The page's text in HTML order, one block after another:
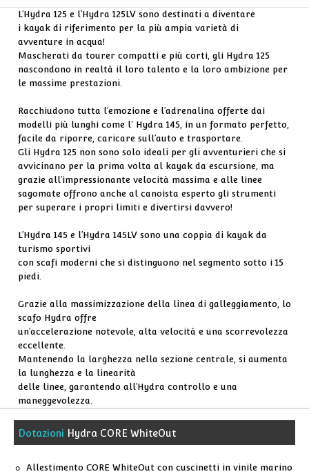
L’Hydra 125 e l’Hydra 125LV sono destinati a diventare
i kayak di riferimento per la più ampia varietà di
avventure in acqua!
Mascherati da tourer compatti e più corti, gli Hydra 125
nascondono in realtà il loro talento e la loro ambizione per
le massime prestazioni.
Racchiudono tutta l’emozione e l’adrenalina offerte dai
modelli più lunghi come l' Hydra 145, in un formato perfetto,
facile da riporre, caricare sull’auto e trasportare.
Gli Hydra 125 non sono solo ideali per gli avventurieri che si
avvicinano per la prima volta al kayak da escursione, ma
grazie all’impressionante velocità massima e alle linee
sagomate offrono anche al canoista esperto gli strumenti
per superare i propri limiti e divertirsi davvero!
L’Hydra 145 e l’Hydra 145LV sono una coppia di kayak da
turismo sportivi
con scafi moderni che si distinguono nel segmento sotto i 15
piedi.
Grazie alla massimizzazione della linea di galleggiamento, lo
scafo Hydra offre
un’accelerazione notevole, alta velocità e una scorrevolezza
eccellente.
Mantenendo la larghezza nella sezione centrale, si aumenta
la lunghezza e la linearità
delle linee, garantendo all’Hydra controllo e una
maneggevolezza.
Dotazioni Hydra CORE WhiteOut
Allestimento CORE WhiteOut con cuscinetti in vinile marino